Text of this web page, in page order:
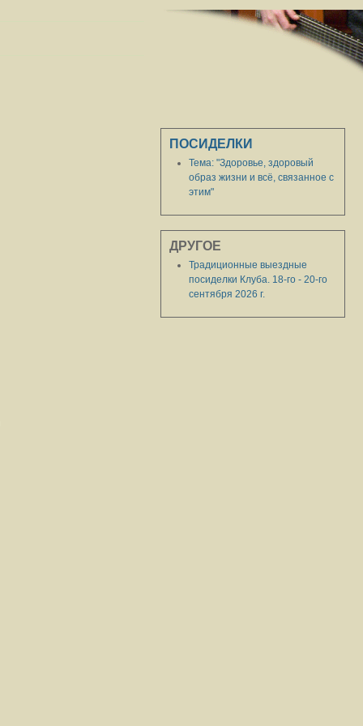
ПОСИДЕЛКИ
Тема: "Здоровье, здоровый
образ жизни и всё, связанное с
этим"
ДРУГОЕ
Традиционные выездные
посиделки Клуба. 18-го - 20-го
сентября 2026 г.